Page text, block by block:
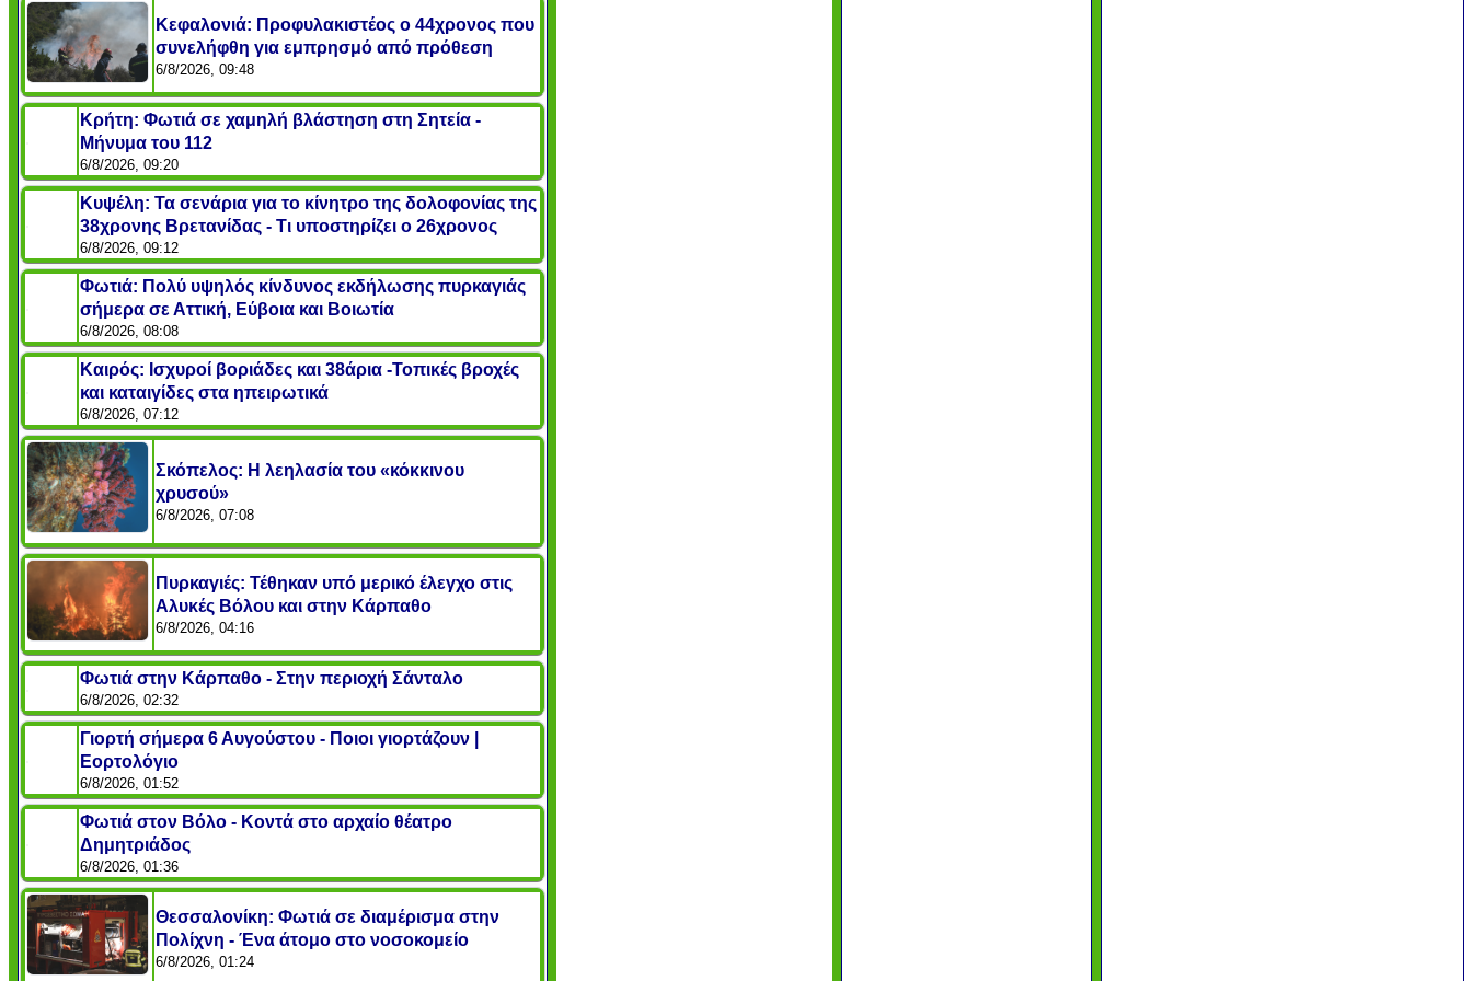
Κεφαλονιά: Προφυλακιστέος ο 44χρονος που
συνελήφθη για εμπρησμό από πρόθεση
6/8/2026, 09:48
Κρήτη: Φωτιά σε χαμηλή βλάστηση στη Σητεία -
Μήνυμα του 112
6/8/2026, 09:20
Κυψέλη: Τα σενάρια για το κίνητρο της δολοφονίας της
38χρονης Βρετανίδας - Τι υποστηρίζει ο 26χρονος
6/8/2026, 09:12
Φωτιά: Πολύ υψηλός κίνδυνος εκδήλωσης πυρκαγιάς
σήμερα σε Αττική, Εύβοια και Βοιωτία
6/8/2026, 08:08
Καιρός: Ισχυροί βοριάδες και 38άρια -Τοπικές βροχές
και καταιγίδες στα ηπειρωτικά
6/8/2026, 07:12
Σκόπελος: Η λεηλασία του «κόκκινου
χρυσού»
6/8/2026, 07:08
Πυρκαγιές: Τέθηκαν υπό μερικό έλεγχο στις
Αλυκές Βόλου και στην Κάρπαθο
6/8/2026, 04:16
Φωτιά στην Κάρπαθο - Στην περιοχή Σάνταλο
6/8/2026, 02:32
Γιορτή σήμερα 6 Αυγούστου - Ποιοι γιορτάζουν |
Εορτολόγιο
6/8/2026, 01:52
Φωτιά στον Βόλο - Κοντά στο αρχαίο θέατρο
Δημητριάδος
6/8/2026, 01:36
Θεσσαλονίκη: Φωτιά σε διαμέρισμα στην
Πολίχνη - Ένα άτομο στο νοσοκομείο
6/8/2026, 01:24